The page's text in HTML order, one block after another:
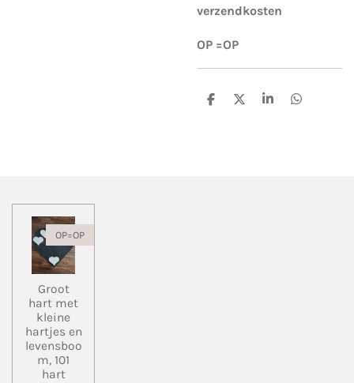
verzendkosten
OP =OP
D
D
S
D
OP=OP
Groot
hart met
kleine
hartjes en
levensboo
m, 101
hart